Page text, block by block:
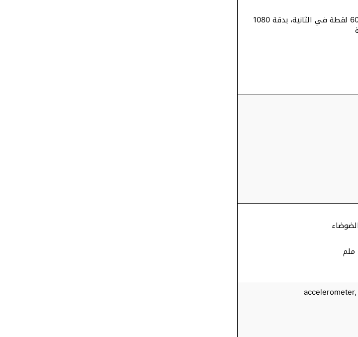
تسجيل فيديو بجودة 2160 بكسل، 30 و 24 و 60 لقطة في الثانية، بدقة 1080